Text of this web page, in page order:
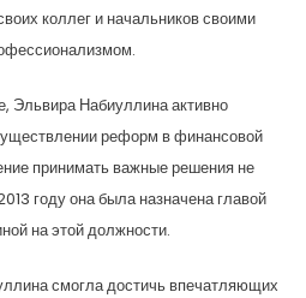
коллег и начальников своими
Эльвира Набиуллина активно
реформ в финансовой
принимать важные решения не
году она была назначена главой
на этой должности.
смогла достичь впечатляющих